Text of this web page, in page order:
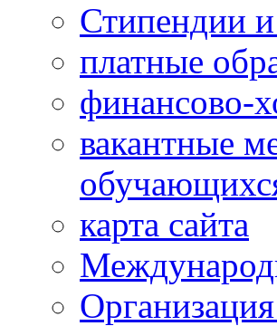
Стипендии
платные
финансово-
вакантные
карта сайта